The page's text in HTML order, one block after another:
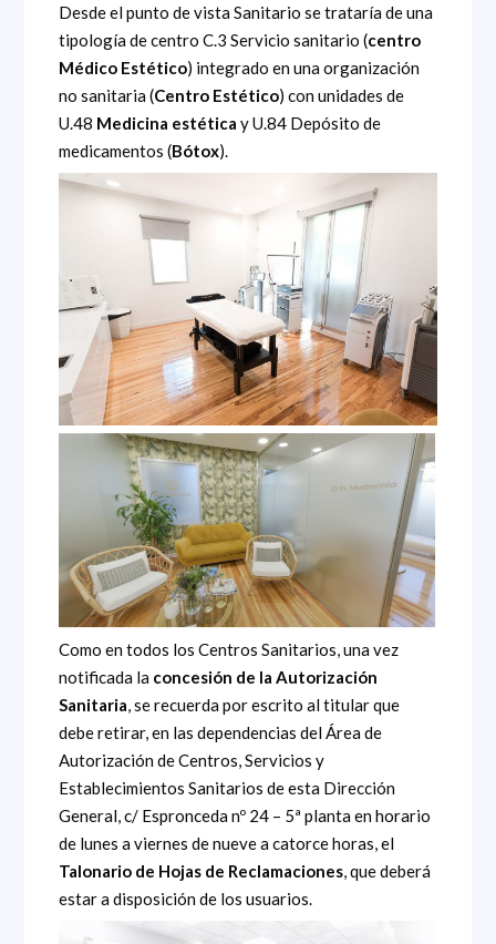
Desde el punto de vista Sanitario se trataría de una
tipología de centro C.3 Servicio sanitario (centro
Médico Estético) integrado en una organización
no sanitaria (Centro Estético) con unidades de
U.48 Medicina estética y U.84 Depósito de
medicamentos (Bótox).
Como en todos los Centros Sanitarios, una vez
notificada la concesión de la Autorización
Sanitaria, se recuerda por escrito al titular que
debe retirar, en las dependencias del Área de
Autorización de Centros, Servicios y
Establecimientos Sanitarios de esta Dirección
General, c/ Espronceda nº 24 – 5ª planta en horario
de lunes a viernes de nueve a catorce horas, el
Talonario de Hojas de Reclamaciones, que deberá
estar a disposición de los usuarios.